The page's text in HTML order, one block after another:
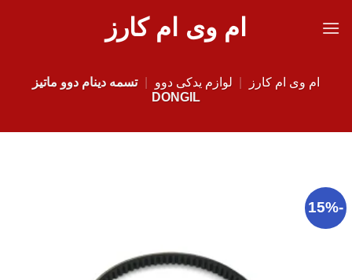
ام وی ام کارز
ام وی ام کارز لوازم یدکی دوو
تسمه دینام دوو ماتیز
DONGIL
-15%